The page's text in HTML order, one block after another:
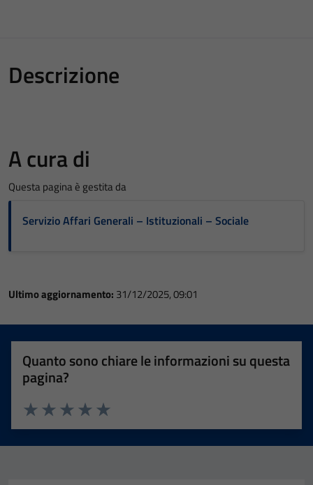
Descrizione
A cura di
Questa pagina è gestita da
Servizio Affari Generali – Istituzionali – Sociale
Ultimo aggiornamento: 31/12/2025, 09:01
Quanto sono chiare le informazioni su questa
pagina?
Valuta 5 stelle su 5
Valuta 4 stelle su 5
Valuta 3 stelle su 5
Valuta 2 stelle su 5
Valuta 1 stelle su 5